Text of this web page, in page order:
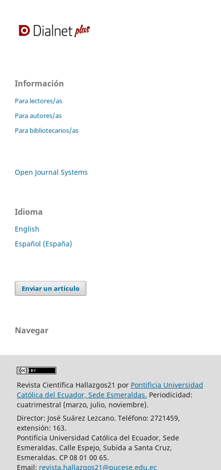
Información
Para lectores/as
Para autores/as
Para bibliotecarios/as
Open Journal Systems
Idioma
English
Español (España)
Enviar un artículo
Navegar
Revista Científica Hallazgos21 por Pontificia Universidad
Católica del Ecuador, Sede Esmeraldas. Periodicidad:
cuatrimestral (marzo, julio, noviembre).
Director: José Suárez Lezcano. Teléfono: 2721459,
extensión: 163.
Pontificia Universidad Católica del Ecuador, Sede
Esmeraldas. Calle Espejo, Subida a Santa Cruz,
Esmeraldas. CP 08 01 00 65.
Email: revista.hallazgos21@pucese.edu.ec